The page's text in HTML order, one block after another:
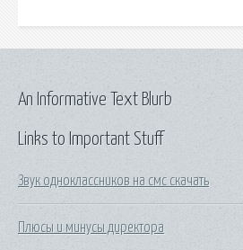
Links to Important Stuff
Звук одноклассников на смс скачать
Плюсы и минусы директора
An Informative Text Blurb